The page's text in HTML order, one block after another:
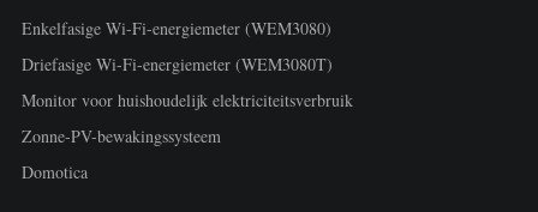
Enkelfasige Wi-Fi-energiemeter (WEM3080)
Driefasige Wi-Fi-energiemeter (WEM3080T)
Monitor voor huishoudelijk elektriciteitsverbruik
Zonne-PV-bewakingssysteem
Domotica